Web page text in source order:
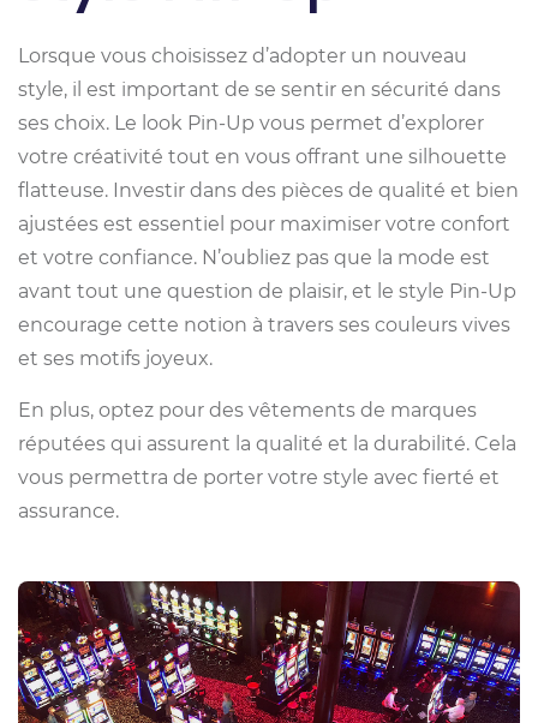
Lorsque vous choisissez d’adopter un nouveau
style, il est important de se sentir en sécurité dans
ses choix. Le look Pin-Up vous permet d’explorer
votre créativité tout en vous offrant une silhouette
flatteuse. Investir dans des pièces de qualité et bien
ajustées est essentiel pour maximiser votre confort
et votre confiance. N’oubliez pas que la mode est
avant tout une question de plaisir, et le style Pin-Up
encourage cette notion à travers ses couleurs vives
et ses motifs joyeux.
En plus, optez pour des vêtements de marques
réputées qui assurent la qualité et la durabilité. Cela
vous permettra de porter votre style avec fierté et
assurance.